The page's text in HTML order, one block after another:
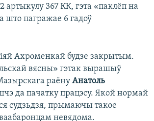
артыкулу 367 КК, гэта «паклёп на
што пагражае 6 гадоў
Ахроменкай будзе закрытым.
вясны» гэтак вырашыў
раёну Анатоль
да пачатку працэсу. Якой нормай
судзьдзя, прымаючы такое
невядома.